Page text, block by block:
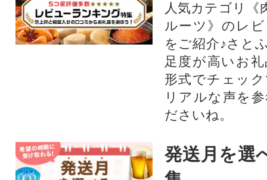
人気カテゴリ《
ルーツ》のレ
をご紹介♪さと
足度が高いお
形式でチェッ
リアルな声を
ださいね。
発送月を選